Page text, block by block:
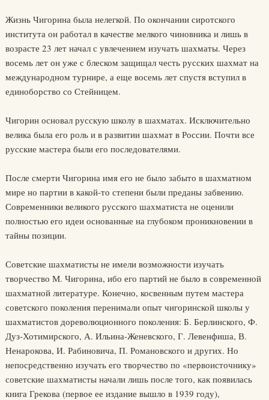
Жизнь Чигорина была нелегкой. По окончании сиротского
института он работал в качестве мелкого чиновника и лишь в
возрасте 23 лет начал с увлечением изучать шахматы. Через
восемь лет он уже с блеском защищал честь русских шахмат на
международном турнире, а еще восемь лет спустя вступил в
единоборство со Стейницем.
Чигорин основал русскую школу в шахматах. Исключительно
велика была его роль и в развитии шахмат в России. Почти все
русские мастера были его последователями.
После смерти Чигорина имя его не было забыто в шахматном
мире но партии в какой-то степени были преданы забвению.
Современники великого русского шахматиста не оценили
полностью его идеи основанные на глубоком проникновении в
тайны позиции.
Советские шахматисты не имели возможности изучать
творчество М. Чигорина, ибо его партий не было в современной
шахматной литературе. Конечно, косвенным путем мастера
советского поколения перенимали опыт чигоринской школы у
шахматистов дореволюционного поколения: Б. Берлинского, Ф.
Дуз-Хотимирского, А. Ильина-Женевского, Г. Левенфиша, В.
Ненарокова, И. Рабиновича, П. Романовского и других. Но
непосредственно изучать его творчество по «первоисточнику»
советские шахматисты начали лишь после того, как появилась
книга Грекова (первое ее издание вышло в 1939 году),